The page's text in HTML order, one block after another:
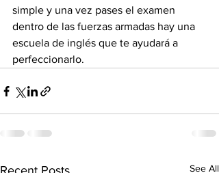
simple y una vez pases el examen
dentro de las fuerzas armadas hay una
escuela de inglés que te ayudará a
perfeccionarlo.
Recent Posts See All